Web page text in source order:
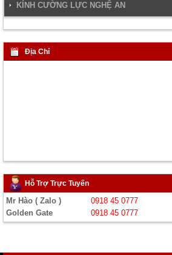
KÍNH CƯỜNG LỰC NGHỆ AN
Địa Chỉ
Hỗ Trợ Trực Tuyến
Mr Hào ( Zalo )
0918 45 0777
Golden Gate
0918 45 0777